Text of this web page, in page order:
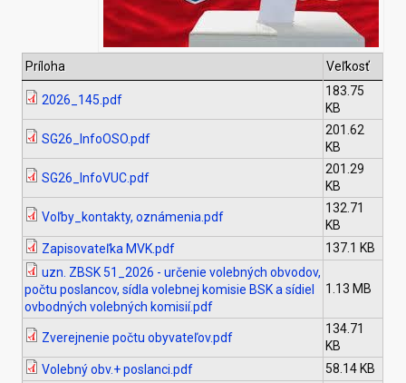
Príloha Veľkosť
2026_145.pdf
183.75
KB
SG26_InfoOSO.pdf
201.62
KB
SG26_InfoVUC.pdf
201.29
KB
Voľby_kontakty, oznámenia.pdf
132.71
KB
Zapisovateľka MVK.pdf
137.1 KB
uzn. ZBSK 51_2026 - určenie volebných obvodov,
počtu poslancov, sídla volebnej komisie BSK a sídiel
ovbodných volebných komisií.pdf
1.13 MB
Zverejnenie počtu obyvateľov.pdf
134.71
KB
Volebný obv.+ poslanci.pdf
58.14 KB